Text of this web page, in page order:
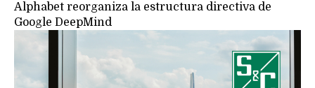
Alphabet reorganiza la estructura directiva de
Google DeepMind